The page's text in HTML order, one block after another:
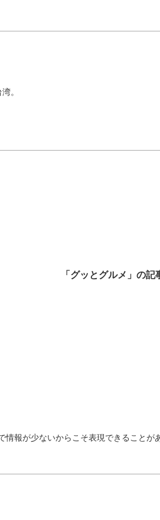
。
「グッとグルメ」の記
情報が少ないからこそ表現できることが